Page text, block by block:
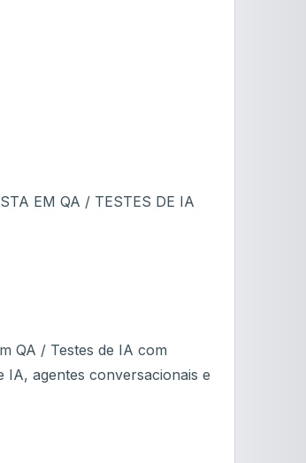
EM QA / TESTES DE IA
QA / Testes de IA com
IA, agentes conversacionais e